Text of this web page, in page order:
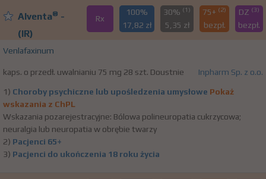
Alventa® -
(IR)
Rx
100%
17,82 zł
30% (1)
5,35 zł
75+ (2)
bezpł.
DZ (3)
bezpł.
Venlafaxinum
kaps. o przedł. uwalnianiu 75 mg 28 szt. Doustnie Inpharm Sp. z o.o.
1) Choroby psychiczne lub upośledzenia umysłowe Pokaż
wskazania z ChPL
Wskazania pozarejestracyjne: Bólowa polineuropatia cukrzycowa;
neuralgia lub neuropatia w obrębie twarzy
2) Pacjenci 65+
3) Pacjenci do ukończenia 18 roku życia